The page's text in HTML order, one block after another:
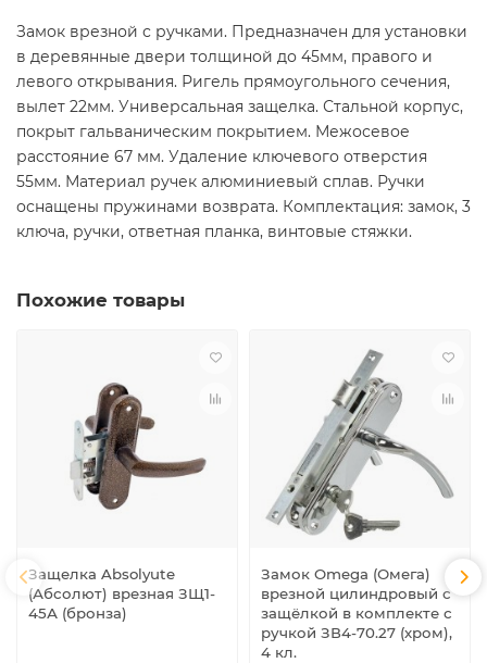
Замок врезной с ручками. Предназначен для установки
в деревянные двери толщиной до 45мм, правого и
левого открывания. Ригель прямоугольного сечения,
вылет 22мм. Универсальная защелка. Стальной корпус,
покрыт гальваническим покрытием. Межосевое
расстояние 67 мм. Удаление ключевого отверстия
55мм. Материал ручек алюминиевый сплав. Ручки
оснащены пружинами возврата. Комплектация: замок, 3
ключа, ручки, ответная планка, винтовые стяжки.
Похожие товары
Защелка Absolyute
(Абсолют) врезная ЗЩ1-
45А (бронза)
Замок Omega (Омега)
врезной цилиндровый с
защёлкой в комплекте с
ручкой ЗВ4-70.27 (хром),
4 кл.